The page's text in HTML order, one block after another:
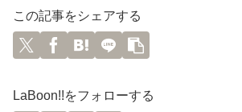
この記事をシェアする
LaBoon!!をフォローする